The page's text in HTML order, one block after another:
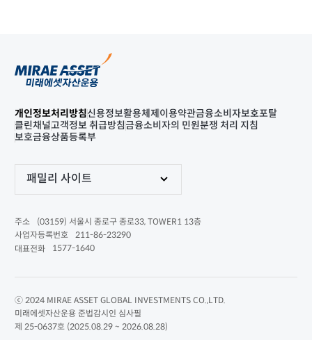
개인정보처리방침신용정보활용체제 이용약관금융소비자보호포탈
클린채널고객정보 취급방침금융소비자의 민원분쟁 처리 지침
보호금융상품등록부
패밀리 사이트
주소
(03159) 서울시 종로구 종로33, TOWER1 13층
사업자등록번호
211-86-23290
대표전화
1577-1640
ⓒ 2024 MIRAE ASSET GLOBAL INVESTMENTS CO.,LTD.
미래에셋자산운용 준법감시인 심사필
제 25-0637호 (2025.08.29 ~ 2026.08.28)